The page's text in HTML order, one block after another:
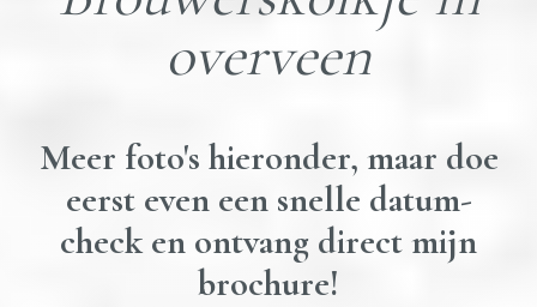
overveen
Meer foto's hieronder, maar doe
eerst even een snelle datum-
check en ontvang direct mijn
brochure!